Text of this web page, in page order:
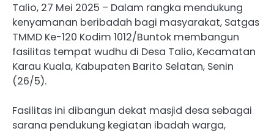
Talio, 27 Mei 2025 – Dalam rangka mendukung
kenyamanan beribadah bagi masyarakat, Satgas
TMMD Ke-120 Kodim 1012/Buntok membangun
fasilitas tempat wudhu di Desa Talio, Kecamatan
Karau Kuala, Kabupaten Barito Selatan, Senin
(26/5).
Fasilitas ini dibangun dekat masjid desa sebagai
sarana pendukung kegiatan ibadah warga,